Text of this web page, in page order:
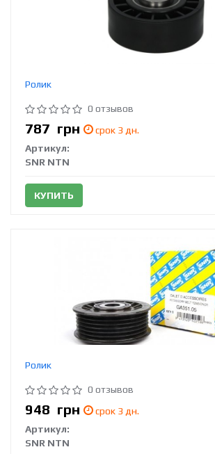
Ролик
0 отзывов
787 грн
срок 3 дн.
Артикул:
SNR NTN
КУПИТЬ
Ролик
0 отзывов
948 грн
срок 3 дн.
Артикул:
SNR NTN